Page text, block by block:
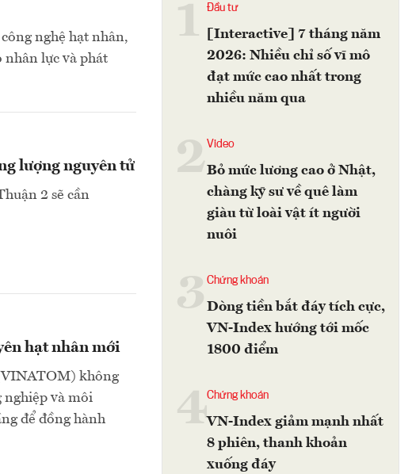
nghệ hạt nhân,
nhân lực và phát
lượng nguyên tử
2 sẽ cần
hạt nhân mới
không
nghiệp và môi
để đồng hành
Đầu tư
[Interactive] 7 tháng năm
2026: Nhiều chỉ số vĩ mô
đạt mức cao nhất trong
nhiều năm qua
2Video
Bỏ mức lương cao ở Nhật,
chàng kỹ sư về quê làm
giàu từ loài vật ít người
nuôi
Chứng khoán
Dòng tiền bắt đáy tích cực,
VN-Index hướng tới mốc
1800 điểm
4Chứng khoán
VN-Index giảm mạnh nhất
8 phiên, thanh khoản
xuống đáy